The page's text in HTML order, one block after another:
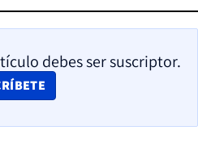
debes ser suscriptor.
IN NEW WINDOW